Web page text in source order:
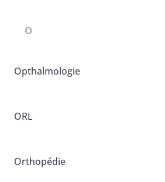
O
Opthalmologie
ORL
Orthopédie